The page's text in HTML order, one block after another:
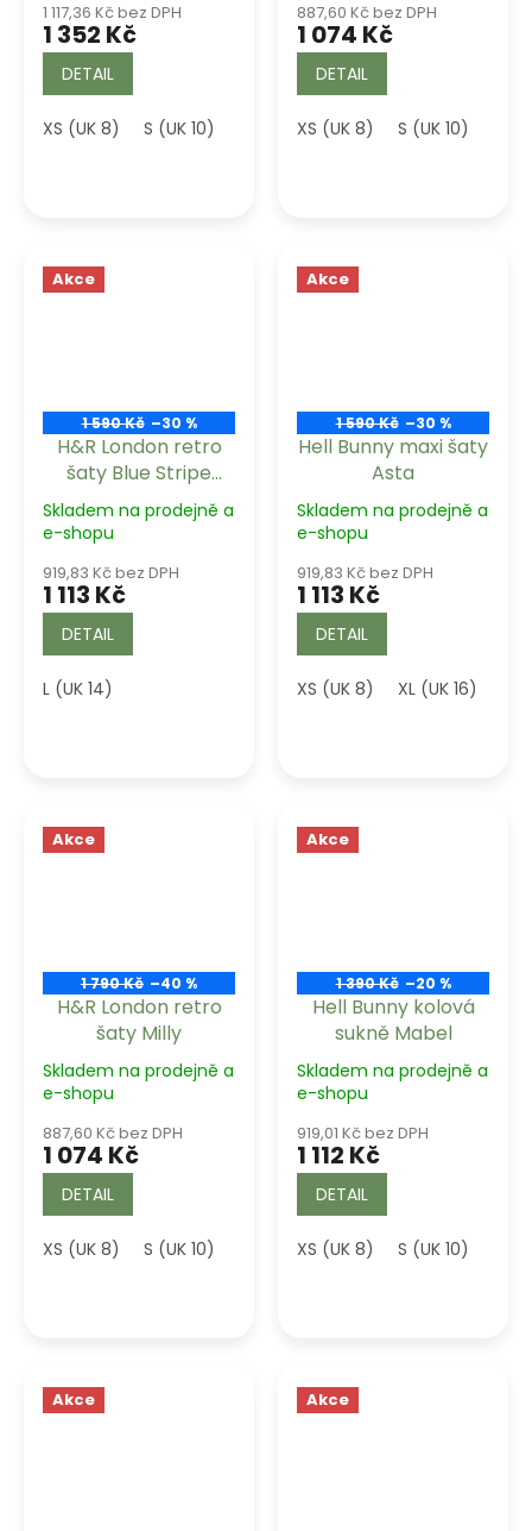
1 117,36 Kč bez DPH
1 352 Kč
DETAIL
XS (UK 8) S (UK 10) L (UK 14) XL (UK 16) 2XL (UK 18)
887,60 Kč bez DPH
1 074 Kč
DETAIL
XS (UK 8) S (UK 10)
Akce
1 590 Kč –30 %
H&R London retro
šaty Blue Stripe
Hepburn
Skladem na prodejně a
e-shopu
919,83 Kč bez DPH
1 113 Kč
DETAIL
L (UK 14)
Akce
1 590 Kč –30 %
Hell Bunny maxi šaty
Asta
Skladem na prodejně a
e-shopu
919,83 Kč bez DPH
1 113 Kč
DETAIL
XS (UK 8) XL (UK 16)
Akce
1 790 Kč –40 %
H&R London retro
šaty Milly
Skladem na prodejně a
e-shopu
887,60 Kč bez DPH
1 074 Kč
DETAIL
XS (UK 8) S (UK 10) M (UK 12) XL (UK 16)
Akce
1 390 Kč –20 %
Hell Bunny kolová
sukně Mabel
Skladem na prodejně a
e-shopu
919,01 Kč bez DPH
1 112 Kč
DETAIL
XS (UK 8) S (UK 10)
Akce Akce